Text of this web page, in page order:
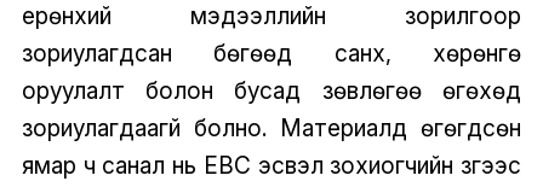
ерөнхий мэдээллийн зорилгоор
зориулагдсан бөгөөд санхүү, хөрөнгө
оруулалт болон бусад зөвлөгөө өгөхөд
зориулагдаагүй болно. Материалд өгөгдсөн
ямар ч санал нь EBC эсвэл зохиогчийн зүгээс